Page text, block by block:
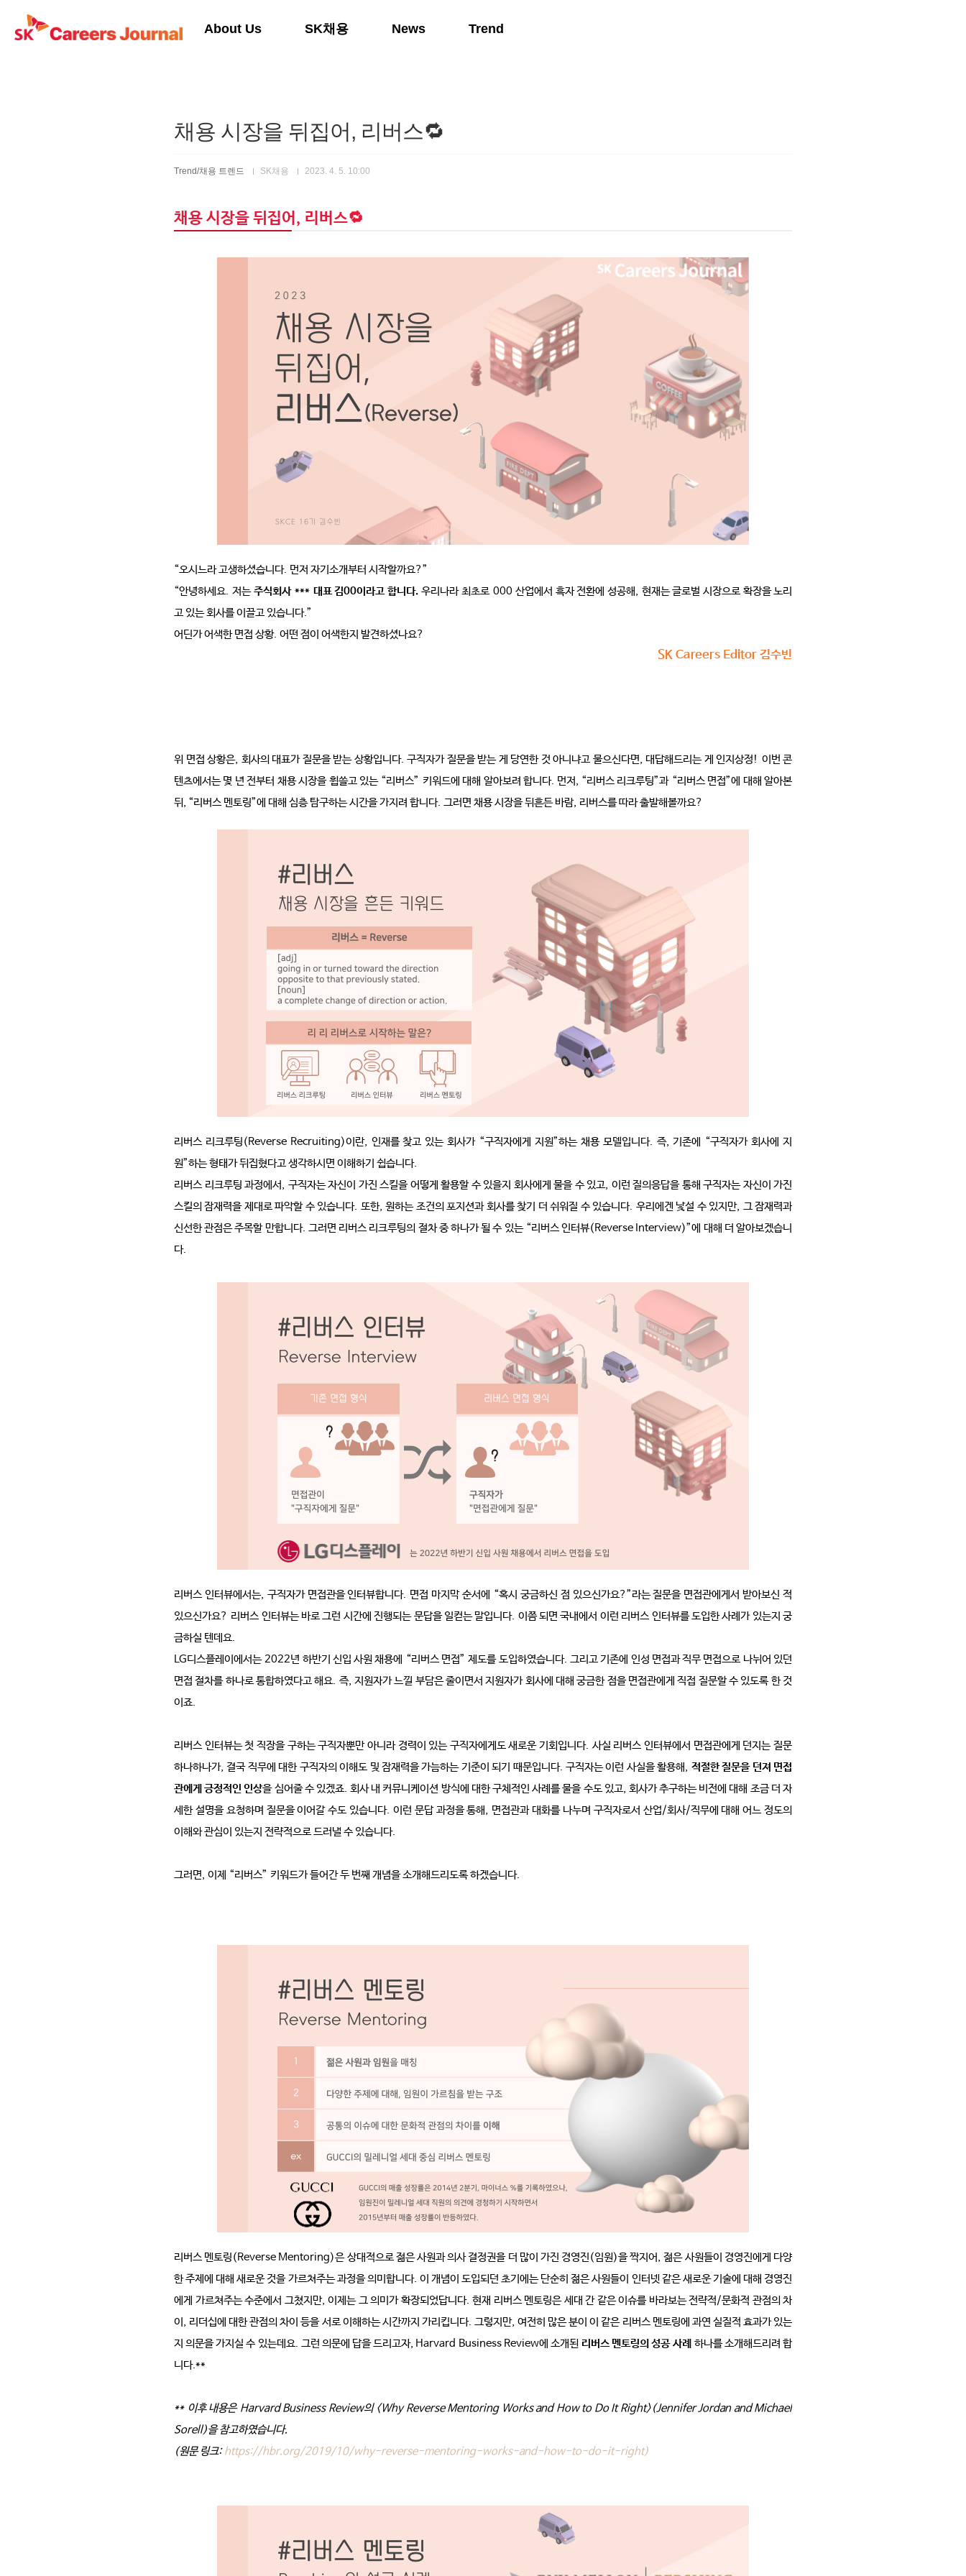
About Us SK채용 News Trend
채용 시장을 뒤집어, 리버스🔁
Trend/채용 트렌드 SK채용 2023. 4. 5. 10:00
채용 시장을 뒤집어, 리버스🔁
“오시느라 고생하셨습니다. 먼저 자기소개부터 시작할까요?”
“안녕하세요. 저는 주식회사 *** 대표 김00이라고 합니다. 우리나라 최초로 000 산업에서 흑자 전환에 성공해, 현재는 글로벌 시장으로 확장을 노리
고 있는 회사를 이끌고 있습니다.”
어딘가 어색한 면접 상황. 어떤 점이 어색한지 발견하셨나요?
SK Careers Editor 김수빈
위 면접 상황은, 회사의 대표가 질문을 받는 상황입니다. 구직자가 질문을 받는 게 당연한 것 아니냐고 물으신다면, 대답해드리는 게 인지상정! 이번 콘
텐츠에서는 몇 년 전부터 채용 시장을 휩쓸고 있는 “리버스” 키워드에 대해 알아보려 합니다. 먼저, “리버스 리크루팅”과 “리버스 면접”에 대해 알아본
뒤 , “리버스 멘토링”에 대해 심층 탐구하는 시간을 가지려 합니다. 그러면 채용 시장을 뒤흔든 바람, 리버스를 따라 출발해볼까요?
리버스 리크루팅(Reverse Recruiting)이란, 인재를 찾고 있는 회사가 “구직자에게 지원”하는 채용 모델입니다. 즉, 기존에 “구직자가 회사에 지
원”하는 형태가 뒤집혔다고 생각하시면 이해하기 쉽습니다.
리버스 리크루팅 과정에서, 구직자는 자신이 가진 스킬을 어떻게 활용할 수 있을지 회사에게 물을 수 있고, 이런 질의응답을 통해 구직자는 자신이 가진
스킬의 잠재력을 제대로 파악할 수 있습니다. 또한, 원하는 조건의 포지션과 회사를 찾기 더 쉬워질 수 있습니다. 우리에겐 낯설 수 있지만, 그 잠재력과
신선한 관점은 주목할 만합니다. 그러면 리버스 리크루팅의 절차 중 하나가 될 수 있는 “리버스 인터뷰(Reverse Interview)”에 대해 더 알아보겠습니
다.
리버스 인터뷰에서는, 구직자가 면접관을 인터뷰합니다. 면접 마지막 순서에 “혹시 궁금하신 점 있으신가요?”라는 질문을 면접관에게서 받아보신 적
있으신가요? 리버스 인터뷰는 바로 그런 시간에 진행되는 문답을 일컫는 말입니다. 이쯤 되면 국내에서 이런 리버스 인터뷰를 도입한 사례가 있는지 궁
금하실 텐데요.
LG디스플레이에서는 2022년 하반기 신입 사원 채용에 “리버스 면접” 제도를 도입하였습니다. 그리고 기존에 인성 면접과 직무 면접으로 나뉘어 있던
면접 절차를 하나로 통합하였다고 해요. 즉, 지원자가 느낄 부담은 줄이면서 지원자가 회사에 대해 궁금한 점을 면접관에게 직접 질문할 수 있도록 한 것
이죠.
리버스 인터뷰는 첫 직장을 구하는 구직자뿐만 아니라 경력이 있는 구직자에게도 새로운 기회입니다. 사실 리버스 인터뷰에서 면접관에게 던지는 질문
하나하나가, 결국 직무에 대한 구직자의 이해도 및 잠재력을 가늠하는 기준이 되기 때문입니다. 구직자는 이런 사실을 활용해, 적절한 질문을 던져 면접
관에게 긍정적인 인상을 심어줄 수 있겠죠. 회사 내 커뮤니케이션 방식에 대한 구체적인 사례를 물을 수도 있고, 회사가 추구하는 비전에 대해 조금 더 자
세한 설명을 요청하며 질문을 이어갈 수도 있습니다. 이런 문답 과정을 통해, 면접관과 대화를 나누며 구직자로서 산업/회사/직무에 대해 어느 정도의
이해와 관심이 있는지 전략적으로 드러낼 수 있습니다.
그러면, 이제 “리버스” 키워드가 들어간 두 번째 개념을 소개해드리도록 하겠습니다.
리버스 멘토링(Reverse Mentoring)은 상대적으로 젊은 사원과 의사 결정권을 더 많이 가진 경영진(임원)을 짝지어, 젊은 사원들이 경영진에게 다양
한 주제에 대해 새로운 것을 가르쳐주는 과정을 의미합니다. 이 개념이 도입되던 초기에는 단순히 젊은 사원들이 인터넷 같은 새로운 기술에 대해 경영진
에게 가르쳐주는 수준에서 그쳤지만, 이제는 그 의미가 확장되었답니다. 현재 리버스 멘토링은 세대 간 같은 이슈를 바라보는 전략적/문화적 관점의 차
이 , 리더십에 대한 관점의 차이 등을 서로 이해하는 시간까지 가리킵니다. 그렇지만, 여전히 많은 분이 이 같은 리버스 멘토링에 과연 실질적 효과가 있는
지 의문을 가지실 수 있는데요. 그런 의문에 답을 드리고자, Harvard Business Review에 소개된 리버스 멘토링의 성공 사례 하나를 소개해드리려 합
니다.**
** 이후 내용은 Harvard Business Review의 <Why Reverse Mentoring Works and How to Do It Right>(Jennifer Jordan and Michael
Sorell)을 참고하였습니다.
(원문 링크: https://hbr.org/2019/10/why-reverse-mentoring-works-and-how-to-do-it-right)